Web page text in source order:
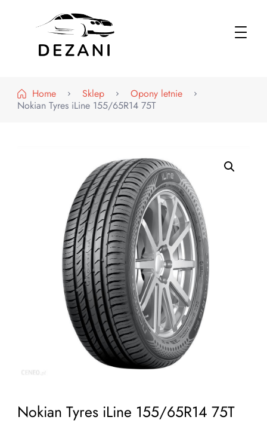
Home
Sklep
Opony letnie
Nokian Tyres iLine 155/65R14 75T
Nokian Tyres iLine 155/65R14 75T